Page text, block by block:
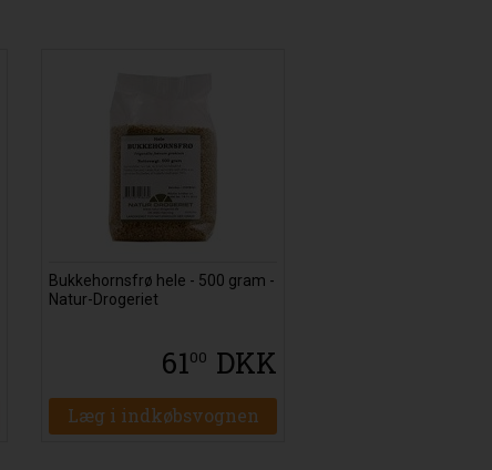
Bukkehornsfrø hele - 500 gram -
Natur-Drogeriet
6100 DKK
Læg i indkøbsvognen